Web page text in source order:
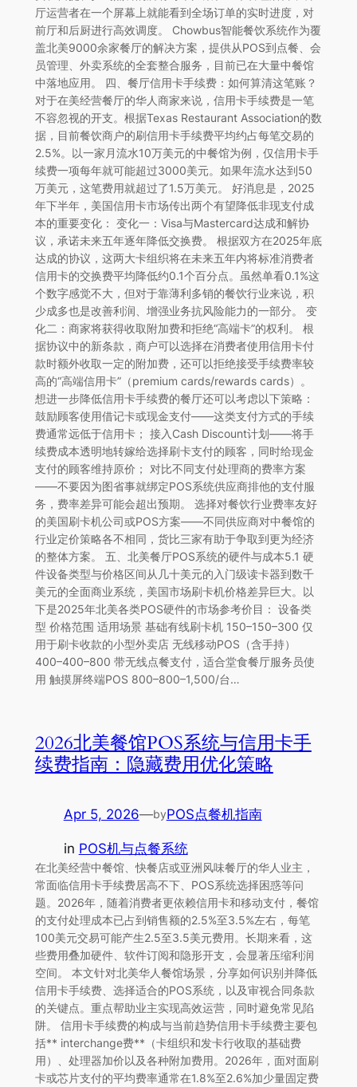
厅运营者在一个屏幕上就能看到全场订单的实时进度，对
前厅和后厨进行高效调度。 Chowbus智能餐饮系统作为覆
盖北美9000余家餐厅的解决方案，提供从POS到点餐、会
员管理、外卖系统的全套整合服务，目前已在大量中餐馆
中落地应用。 四、餐厅信用卡手续费：如何算清这笔账？
对于在美经营餐厅的华人商家来说，信用卡手续费是一笔
不容忽视的开支。根据Texas Restaurant Association的数
据，目前餐饮商户的刷信用卡手续费平均约占每笔交易的
2.5%。以一家月流水10万美元的中餐馆为例，仅信用卡手
续费一项每年就可能超过3000美元。如果年流水达到50
万美元，这笔费用就超过了1.5万美元。 好消息是，2025
年下半年，美国信用卡市场传出两个有望降低非现支付成
本的重要变化： 变化一：Visa与Mastercard达成和解协
议，承诺未来五年逐年降低交换费。 根据双方在2025年底
达成的协议，这两大卡组织将在未来五年内将标准消费者
信用卡的交换费平均降低约0.1个百分点。虽然单看0.1%这
个数字感觉不大，但对于靠薄利多销的餐饮行业来说，积
少成多也是改善利润、增强业务抗风险能力的一部分。 变
化二：商家将获得收取附加费和拒绝“高端卡”的权利。 根
据协议中的新条款，商户可以选择在消费者使用信用卡付
款时额外收取一定的附加费，还可以拒绝接受手续费率较
高的“高端信用卡”（premium cards/rewards cards）。
想进一步降低信用卡手续费的餐厅还可以考虑以下策略：
鼓励顾客使用借记卡或现金支付——这类支付方式的手续
费通常远低于信用卡； 接入Cash Discount计划——将手
续费成本透明地转嫁给选择刷卡支付的顾客，同时给现金
支付的顾客维持原价； 对比不同支付处理商的费率方案
——不要因为图省事就绑定POS系统供应商排他的支付服
务，费率差异可能会超出预期。 选择对餐饮行业费率友好
的美国刷卡机公司或POS方案——不同供应商对中餐馆的
行业定价策略各不相同，货比三家有助于争取到更为经济
的整体方案。 五、北美餐厅POS系统的硬件与成本5.1 硬
件设备类型与价格区间从几十美元的入门级读卡器到数千
美元的全面商业系统，美国市场刷卡机价格差异巨大。以
下是2025年北美各类POS硬件的市场参考价目： 设备类
型 价格范围 适用场景 基础有线刷卡机 150–150–300 仅
用于刷卡收款的小型外卖店 无线移动POS（含手持）
400–400–800 带无线点餐支付，适合堂食餐厅服务员使
用 触摸屏终端POS 800–800–1,500/台…
2026北美餐馆POS系统与信用卡手
续费指南：隐藏费用优化策略
Apr 5, 2026—byPOS点餐机指南
in POS机与点餐系统
在北美经营中餐馆、快餐店或亚洲风味餐厅的华人业主，
常面临信用卡手续费居高不下、POS系统选择困惑等问
题。2026年，随着消费者更依赖信用卡和移动支付，餐馆
的支付处理成本已占到销售额的2.5%至3.5%左右，每笔
100美元交易可能产生2.5至3.5美元费用。长期来看，这
些费用叠加硬件、软件订阅和隐形开支，会显著压缩利润
空间。 本文针对北美华人餐馆场景，分享如何识别并降低
信用卡手续费、选择适合的POS系统，以及审视合同条款
的关键点。重点帮助业主实现高效运营，同时避免常见陷
阱。 信用卡手续费的构成与当前趋势信用卡手续费主要包
括** interchange费**（卡组织和发卡行收取的基础费
用）、处理器加价以及各种附加费用。2026年，面对面刷
卡或芯片支付的平均费率通常在1.8%至2.6%加少量固定费